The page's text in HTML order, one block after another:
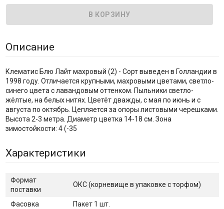
Описание
Клематис Блю Лайт махровый (2) - Сорт выведен в Голландии в
1998 году. Отличается крупными, махровыми цветами, светло-
синего цвета с лавандовым оттенком. Пыльники светло-
жёлтые, на белых нитях. Цветёт дважды, с мая по июнь и с
августа по октябрь. Цепляется за опоры листовыми черешками.
Высота 2-3 метра. Диаметр цветка 14-18 см. Зона
зимостойкости: 4 (-35
Характеристики
Формат
поставки
ОКС (корневище в упаковке с торфом)
Фасовка Пакет 1 шт.